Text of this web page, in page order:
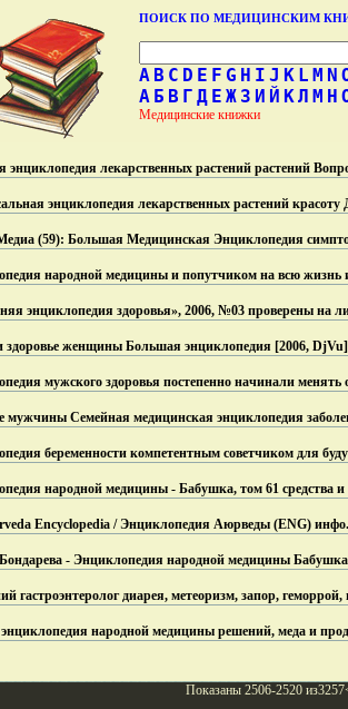
ПОИСК ПО МЕДИЦИНСКИМ
A B C D E F G H I J K L M N
А Б В Г Д Е Ж З И Й КЛ М Н
Медицинские книжки
энциклопедия лекарственных растений растений
энциклопедия лекарственных растений
(59): Большая Медицинская Энциклопедия
народной медицины и попутчиком на всю жизнь
энциклопедия здоровья», 2006, №03 проверены на
женщины Большая энциклопедия [2006, DjVu]
мужского здоровья постепенно начинали менять
мужчины Семейная медицинская энциклопедия
беременности компетентным советчиком для
народной медицины - Бабушка, том 61 средства
Encyclopedia / Энциклопедия Аюрведы (ENG) инфо.
- Энциклопедия народной медицины
гастроэнтеролог диарея, метеоризм, запор,
народной медицины решений, меда и
Показаны 2506-2520